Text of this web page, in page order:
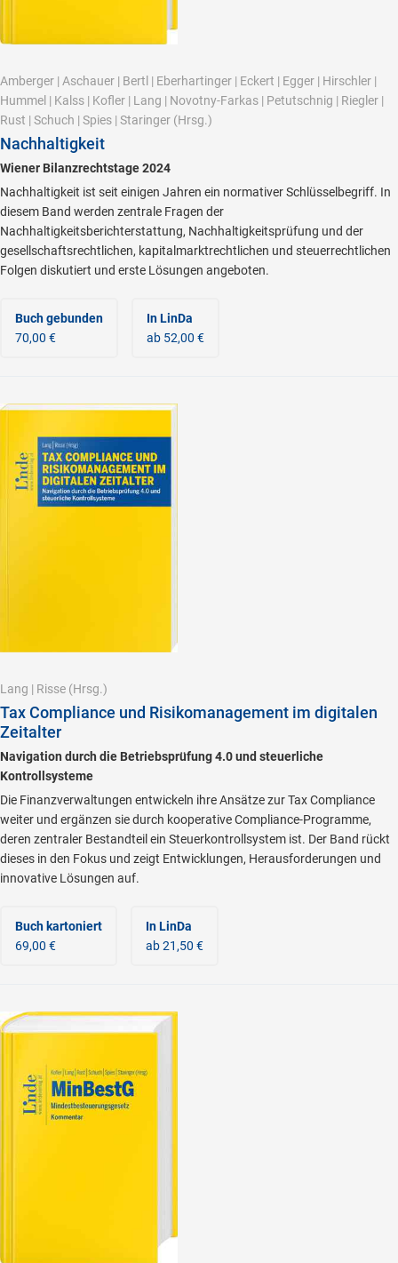
Amberger | Aschauer | Bertl | Eberhartinger | Eckert | Egger | Hirschler |
Hummel | Kalss | Kofler | Lang | Novotny-Farkas | Petutschnig | Riegler |
Rust | Schuch | Spies | Staringer (Hrsg.)
Nachhaltigkeit
Wiener Bilanzrechtstage 2024
Nachhaltigkeit ist seit einigen Jahren ein normativer Schlüsselbegriff. In
diesem Band werden zentrale Fragen der
Nachhaltigkeitsberichterstattung, Nachhaltigkeitsprüfung und der
gesellschaftsrechtlichen, kapitalmarktrechtlichen und steuerrechtlichen
Folgen diskutiert und erste Lösungen angeboten.
Buch gebunden
70,00 €
In LinDa
ab 52,00 €
Lang | Risse (Hrsg.)
Tax Compliance und Risikomanagement im digitalen
Zeitalter
Navigation durch die Betriebsprüfung 4.0 und steuerliche
Kontrollsysteme
Die Finanzverwaltungen entwickeln ihre Ansätze zur Tax Compliance
weiter und ergänzen sie durch kooperative Compliance-Programme,
deren zentraler Bestandteil ein Steuerkontrollsystem ist. Der Band rückt
dieses in den Fokus und zeigt Entwicklungen, Herausforderungen und
innovative Lösungen auf.
Buch kartoniert
69,00 €
In LinDa
ab 21,50 €